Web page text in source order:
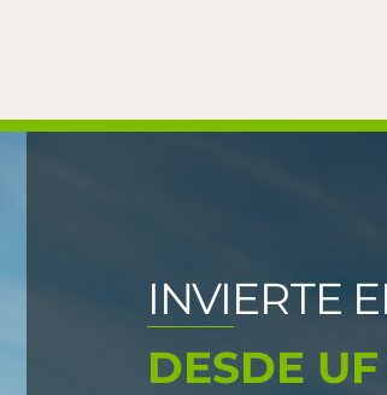
INVIERTE
DESDE